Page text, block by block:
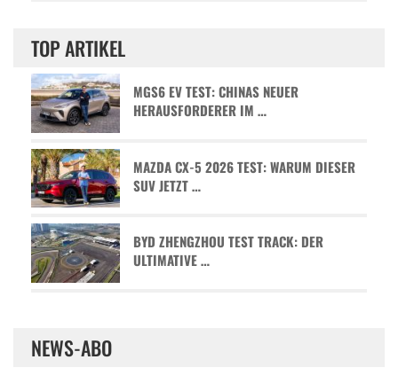
TOP ARTIKEL
MGS6 EV TEST: CHINAS NEUER
HERAUSFORDERER IM …
MAZDA CX-5 2026 TEST: WARUM DIESER
SUV JETZT …
BYD ZHENGZHOU TEST TRACK: DER
ULTIMATIVE …
NEWS-ABO